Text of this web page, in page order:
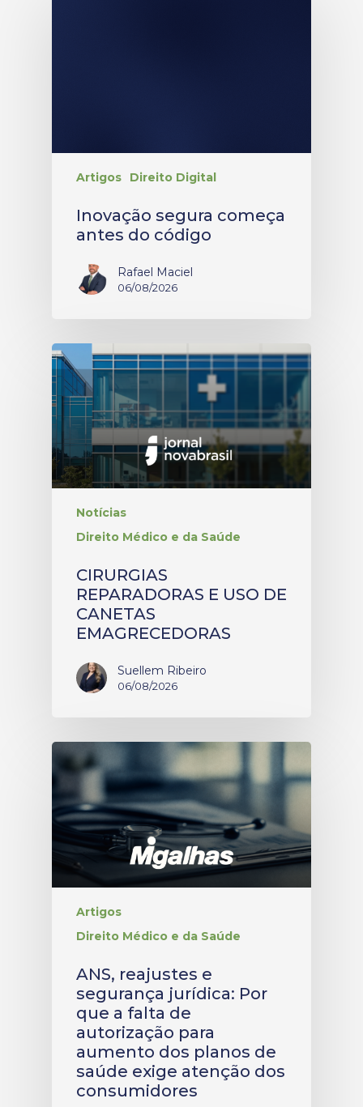
Artigos Direito Digital
Inovação segura começa
antes do código
Rafael Maciel
06/08/2026
Notícias
Direito Médico e da Saúde
CIRURGIAS
REPARADORAS E USO DE
CANETAS
EMAGRECEDORAS
Suellem Ribeiro
06/08/2026
Artigos
Direito Médico e da Saúde
ANS, reajustes e
segurança jurídica: Por
que a falta de
autorização para
aumento dos planos de
saúde exige atenção dos
consumidores